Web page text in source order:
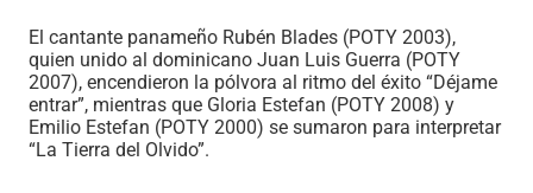
El cantante panameño Rubén Blades (POTY 2003),
quien unido al dominicano Juan Luis Guerra (POTY
2007), encendieron la pólvora al ritmo del éxito “Déjame
entrar”, mientras que Gloria Estefan (POTY 2008) y
Emilio Estefan (POTY 2000) se sumaron para interpretar
“La Tierra del Olvido”.